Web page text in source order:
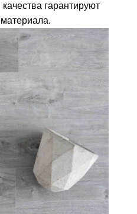
гарантируют